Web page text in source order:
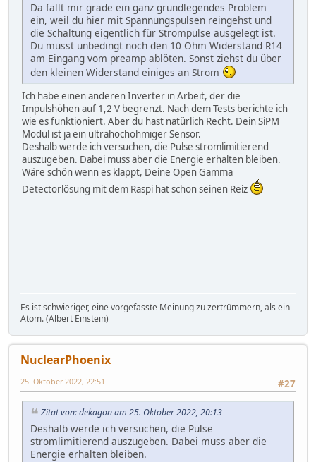
Da fällt mir grade ein ganz grundlegendes Problem
ein, weil du hier mit Spannungspulsen reingehst und
die Schaltung eigentlich für Strompulse ausgelegt ist.
Du musst unbedingt noch den 10 Ohm Widerstand R14
am Eingang vom preamp ablöten. Sonst ziehst du über
den kleinen Widerstand einiges an Strom
Ich habe einen anderen Inverter in Arbeit, der die
Impulshöhen auf 1,2 V begrenzt. Nach dem Tests berichte ich
wie es funktioniert. Aber du hast natürlich Recht. Dein SiPM
Modul ist ja ein ultrahochohmiger Sensor.
Deshalb werde ich versuchen, die Pulse stromlimitierend
auszugeben. Dabei muss aber die Energie erhalten bleiben.
Wäre schön wenn es klappt, Deine Open Gamma
Detectorlösung mit dem Raspi hat schon seinen Reiz
Es ist schwieriger, eine vorgefasste Meinung zu zertrümmern, als ein
Atom. (Albert Einstein)
NuclearPhoenix
#27
25. Oktober 2022, 22:51
Zitat von: dekagon am 25. Oktober 2022, 20:13
Deshalb werde ich versuchen, die Pulse
stromlimitierend auszugeben. Dabei muss aber die
Energie erhalten bleiben.